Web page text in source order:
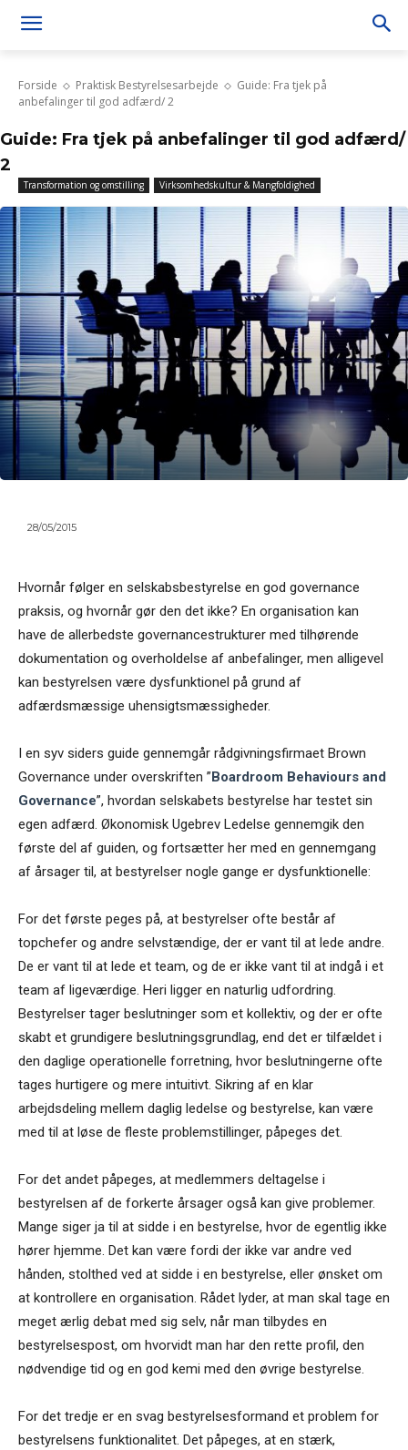
Forside Praktisk Bestyrelsesarbejde
Guide: Fra tjek på
anbefalinger til god adfærd/ 2
Guide: Fra tjek på anbefalinger til god adfærd/
2
Transformation og omstilling Virksomhedskultur & Mangfoldighed
28/05/2015
Hvornår følger en selskabsbestyrelse en god governance
praksis, og hvornår gør den det ikke? En organisation kan
have de allerbedste governancestrukturer med tilhørende
dokumentation og overholdelse af anbefalinger, men alligevel
kan bestyrelsen være dysfunktionel på grund af
adfærdsmæssige uhensigtsmæssigheder.
I en syv siders guide gennemgår rådgivningsfirmaet Brown
Governance under overskriften ”Boardroom Behaviours and
Governance”, hvordan selskabets bestyrelse har testet sin
egen adfærd. Økonomisk Ugebrev Ledelse gennemgik den
første del af guiden, og fortsætter her med en gennemgang
af årsager til, at bestyrelser nogle gange er dysfunktionelle:
For det første peges på, at bestyrelser ofte består af
topchefer og andre selvstændige, der er vant til at lede andre.
De er vant til at lede et team, og de er ikke vant til at indgå i et
team af ligeværdige. Heri ligger en naturlig udfordring.
Bestyrelser tager beslutninger som et kollektiv, og der er ofte
skabt et grundigere beslutningsgrundlag, end det er tilfældet i
den daglige operationelle forretning, hvor beslutningerne ofte
tages hurtigere og mere intuitivt. Sikring af en klar
arbejdsdeling mellem daglig ledelse og bestyrelse, kan være
med til at løse de fleste problemstillinger, påpeges det.
For det andet påpeges, at medlemmers deltagelse i
bestyrelsen af de forkerte årsager også kan give problemer.
Mange siger ja til at sidde i en bestyrelse, hvor de egentlig ikke
hører hjemme. Det kan være fordi der ikke var andre ved
hånden, stolthed ved at sidde i en bestyrelse, eller ønsket om
at kontrollere en organisation. Rådet lyder, at man skal tage en
meget ærlig debat med sig selv, når man tilbydes en
bestyrelsespost, om hvorvidt man har den rette profil, den
nødvendige tid og en god kemi med den øvrige bestyrelse.
For det tredje er en svag bestyrelsesformand et problem for
bestyrelsens funktionalitet. Det påpeges, at en stærk,